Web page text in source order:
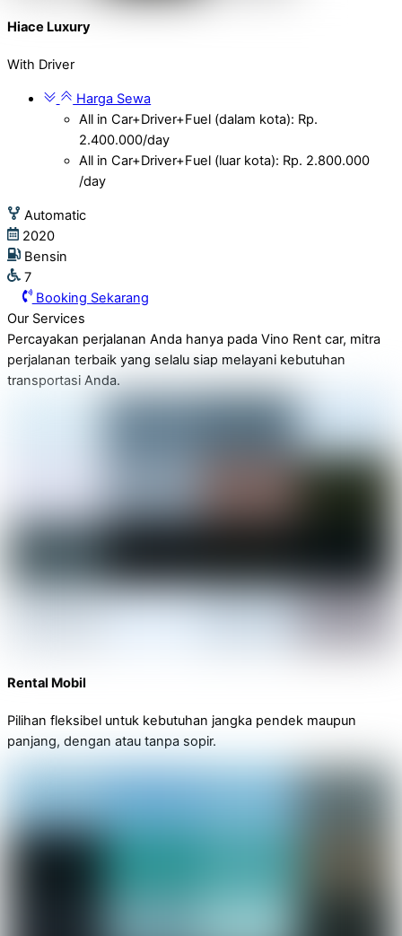
Hiace Luxury
With Driver
Harga Sewa
All in Car+Driver+Fuel (dalam kota): Rp.
2.400.000/day
All in Car+Driver+Fuel (luar kota): Rp. 2.800.000
/day
Automatic
2020
Bensin
7
Booking Sekarang
Our Services
Percayakan perjalanan Anda hanya pada Vino Rent car, mitra
perjalanan terbaik yang selalu siap melayani kebutuhan
transportasi Anda.
Rental Mobil
Pilihan fleksibel untuk kebutuhan jangka pendek maupun
panjang, dengan atau tanpa sopir.